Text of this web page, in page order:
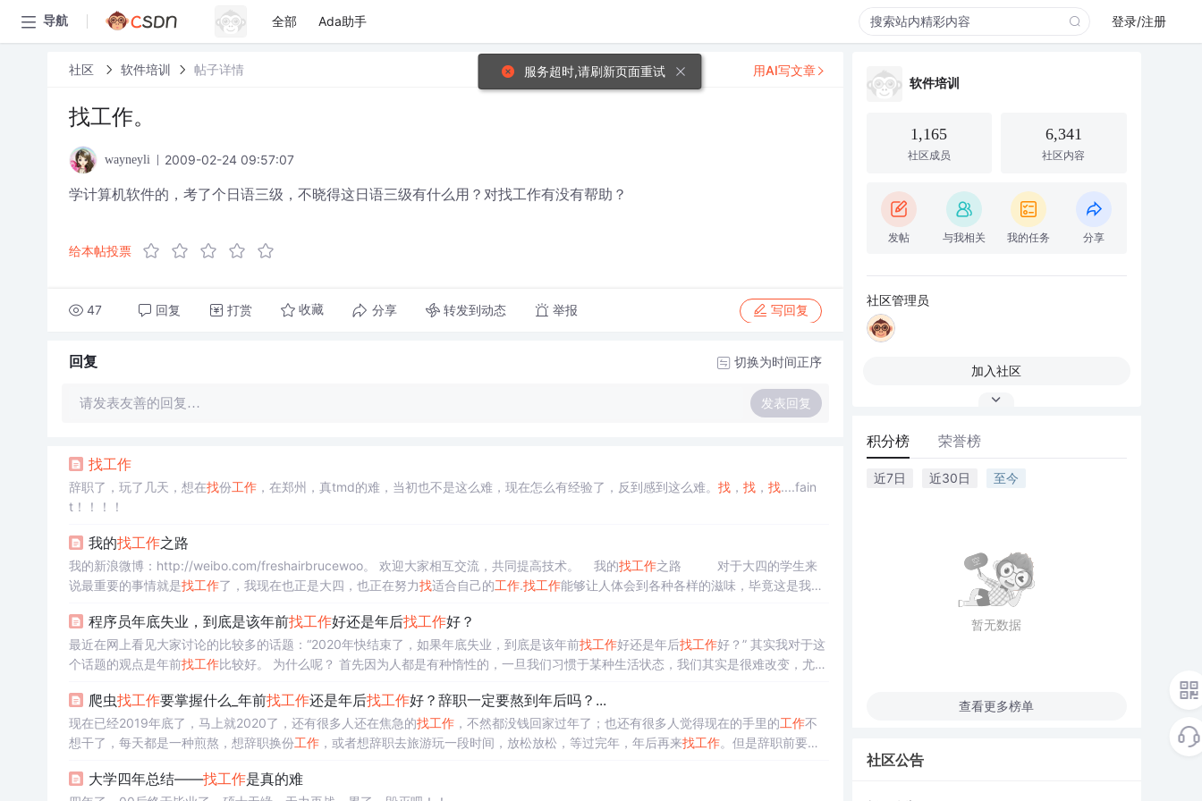
导航 全部 Ada助手 登录/注册
社区 软件培训 帖子详情
找工作。
wayneyli 2009-02-24 09:57:07
学计算机软件的，考了个日语三级，不晓得这日语三级有什么用？对找工作有没有帮助？
给本帖投票
47 回复 打赏 收藏 分享 转发到动态 举报 写回复
用AI写文章
回复 切换为时间正序
请发表友善的回复… 发表回复
找工作
辞职了，玩了几天，想在找份工作，在郑州，真tmd的难，当初也不是这么难，现在怎么有经验了，反到感到这么难。 找， 找， 找....fain
t！！！！
我的找工作之路
我的新浪微博：http://weibo.com/freshairbrucewoo。 欢迎大家相互交流，共同提高技术。 我的找工作之路 对于大四的学生来
说最重要的事情就是找工作了，我现在也正是大四，也正在努力找适合自己的工作.找工作能够让人体会到各种各样的滋味，毕竟这是我们
程序员年底失业，到底是该年前找工作好还是年后找工作好？
最近在网上看见大家讨论的比较多的话题：“2020年快结束了，如果年底失业，到底是该年前找工作好还是年后找工作好？” 其实我对于这
个话题的观点是年前找工作比较好。 为什么呢？ 首先因为人都是有种惰性的，一旦我们习惯于某种生活状态，我们其实是很难改变，尤其
处于某一种状态的时候，你想要再去改变是比较困难。所以建议年前失业的朋友，一定要在年前把
看，年前的机
爬虫找工作要掌握什么_年前找工作还是年后找工作好？辞职一定要熬到年后吗？...
现在已经2019年底了，马上就2020了，还有很多人还在焦急的找工作，不然都没钱回家过年了；也还有很多人觉得现在的手里的工作不
想干了，每天都是一种煎熬，想辞职换份工作，或者想辞职去旅游玩一段时间，放松放松，等过完年，年后再来找工作。但是辞职前要好
聘的岗位，一般都是企业急招岗位，某...
大学四年总结——找工作是真的难
软件培训
1,165
社区成员
6,341
社区内容
发帖 与我相关 我的任务 分享
社区管理员
加入社区
积分榜 荣誉榜
近7日 近30日 至今
暂无数据
查看更多榜单
社区公告
服务超时,请刷新页面重试